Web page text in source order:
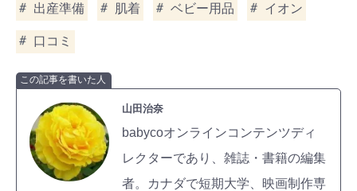
出産準備 肌着 ベビー用品 イオン
口コミ
この記事を書いた人
山田治奈
babycoオンラインコンテンツディ
レクターであり、雑誌・書籍の編集
者。カナダで短期大学、映画制作専